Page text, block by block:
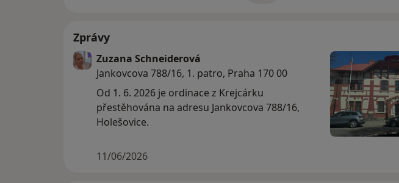
Zprávy
Zuzana Schneiderová
Jankovcova 788/16, 1. patro, Praha 170 00
Od 1. 6. 2026 je ordinace z Krejcárku
přestěhována na adresu Jankovcova 788/16,
Holešovice.
11/06/2026